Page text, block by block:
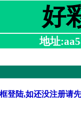
好
地址
登陆,如还没注册请